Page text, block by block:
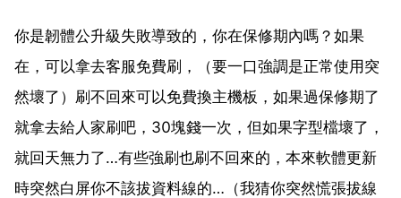
你是韌體公升級失敗導致的，你在保修期內嗎？如果
在，可以拿去客服免費刷，（要一口強調是正常使用突
然壞了）刷不回來可以免費換主機板，如果過保修期了
就拿去給人家刷吧，30塊錢一次，但如果字型檔壞了，
就回天無力了…有些強刷也刷不回來的，本來軟體更新
時突然白屏你不該拔資料線的…（我猜你突然慌張拔線